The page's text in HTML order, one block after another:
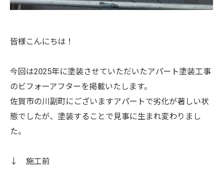
皆様こんにちは！
今回は2025年に塗装させていただいたアパート塗装工事
のビフォーアフターを掲載いたします。
佐賀市の川副町にございますアパートで劣化が著しい状
態でしたが、塗装することで見事に生まれ変わりまし
た。
↓ 施工前